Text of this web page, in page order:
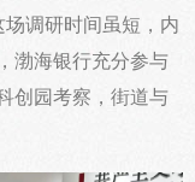
调研时间虽短，内
渤海银行充分参与
创园考察，街道与